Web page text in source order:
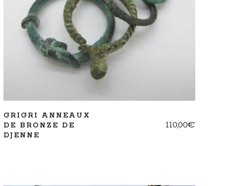
LIRE LA SUITE
GRIGRI ANNEAUX
DE BRONZE DE
DJENNE
110,00€